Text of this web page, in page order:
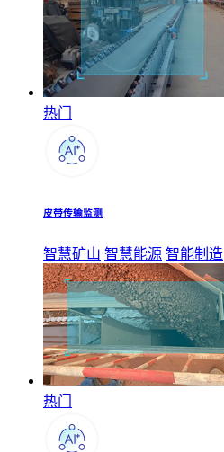
热门
皮带传输监测
智慧矿山 智慧能源 智能制造
热门